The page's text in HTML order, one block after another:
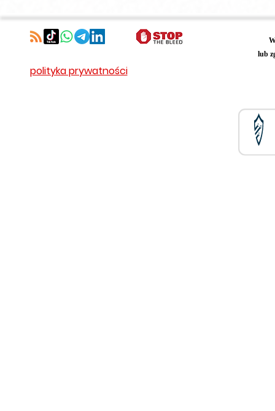
lub
polityka prywatności